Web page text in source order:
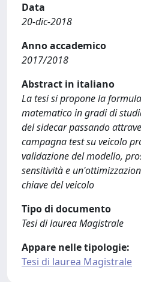
Data
20-dic-2018
Anno accademico
2017/2018
Abstract in italiano
La tesi si propone la
matematico in gradi di
del sidecar passando
campagna test su veicolo
validazione del modello,
sensitività e
chiave del veicolo
Tipo di documento
Tesi di laurea Magistrale
Appare nelle tipologie:
Tesi di laurea Magistrale